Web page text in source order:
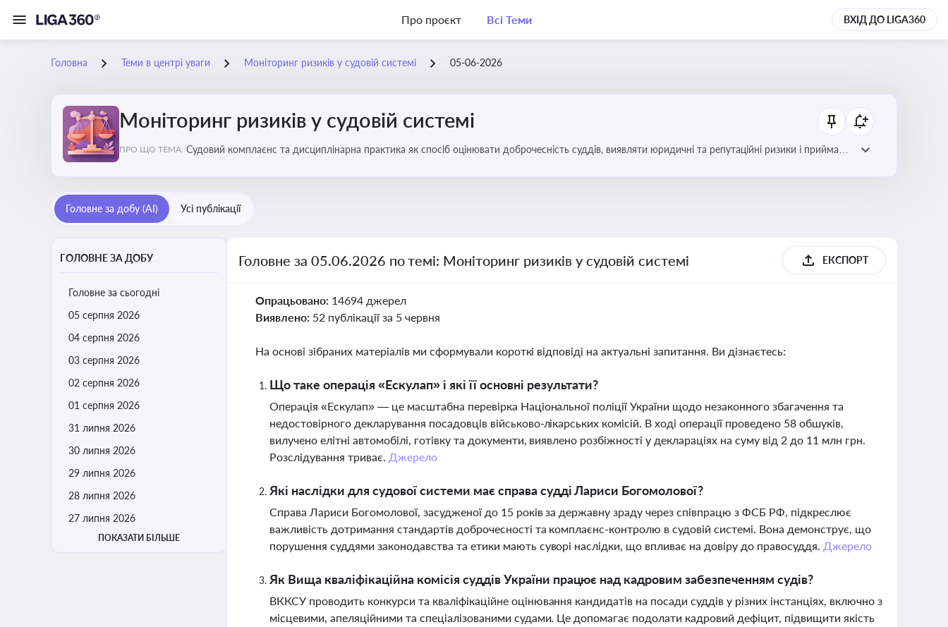
Про проєкт Всі Теми ВХІД ДО LIGA360
Головна Теми в центрі уваги Моніторинг ризиків у судовій системі 05-06-2026
Моніторинг ризиків у судовій системі
ПРО ЩО ТЕМА: Судовий комплаєнс та дисциплінарна практика як спосіб оцінювати доброчесність суддів, виявляти юридичні та репутаційні ризики і приймати
Головне за добу (AI) Усі публікації
ГОЛОВНЕ ЗА ДОБУ
Головне за сьогодні
05 серпня 2026
04 серпня 2026
03 серпня 2026
02 серпня 2026
01 серпня 2026
31 липня 2026
30 липня 2026
29 липня 2026
28 липня 2026
27 липня 2026
ПОКАЗАТИ БІЛЬШЕ
Головне за 05.06.2026 по темі: Моніторинг ризиків у судовій системі ЕКСПОРТ
Опрацьовано: 14694 джерел
Виявлено: 52 публікації за 5 червня
На основі зібраних матеріалів ми сформували короткі відповіді на актуальні запитання. Ви дізнаєтесь:
Що таке операція «Ескулап» і які її основні результати?
Операція «Ескулап» — це масштабна перевірка Національної поліції України щодо незаконного збагачення та
недостовірного декларування посадовців військово-лікарських комісій. В ході операції проведено 58 обшуків,
вилучено елітні автомобілі, готівку та документи, виявлено розбіжності у деклараціях на суму від 2 до 11 млн грн.
Розслідування триває. Джерело
Які наслідки для судової системи має справа судді Лариси Богомолової?
Справа Лариси Богомолової, засудженої до 15 років за державну зраду через співпрацю з ФСБ РФ, підкреслює
важливість дотримання стандартів доброчесності та комплаєнс-контролю в судовій системі. Вона демонструє, що
порушення суддями законодавства та етики мають суворі наслідки, що впливає на довіру до правосуддя. Джерело
Як Вища кваліфікаційна комісія суддів України працює над кадровим забезпеченням судів?
ВККСУ проводить конкурси та кваліфікаційне оцінювання кандидатів на посади суддів у різних інстанціях, включно з
місцевими, апеляційними та спеціалізованими судами. Це допомагає подолати кадровий дефіцит, підвищити якість